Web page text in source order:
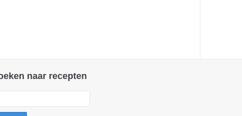
naar recepten